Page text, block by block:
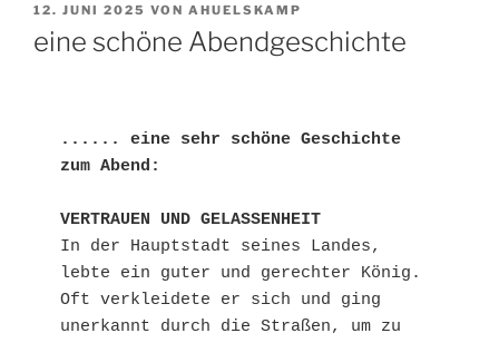
VERÖFFENTLICHT
AM
12. JUNI 2025 VON AHUELSKAMP
eine schöne Abendgeschichte
...... eine sehr schöne Geschichte
zum Abend:
VERTRAUEN UND GELASSENHEIT
In der Hauptstadt seines Landes,
lebte ein guter und gerechter König.
Oft verkleidete er sich und ging
unerkannt durch die Straßen, um zu